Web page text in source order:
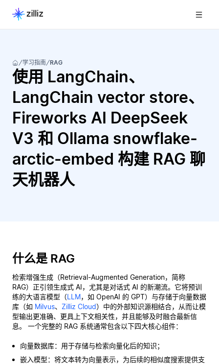
学习指南 RAG
使用 LangChain、
LangChain vector store、
Fireworks AI DeepSeek
V3 和 Ollama snowflake-
arctic-embed 构建 RAG 聊
天机器人
什么是 RAG
检索增强生成（Retrieval-Augmented Generation，简称
RAG）正引领生成式 AI，尤其是对话式 AI 的新潮流。它将预训
练的大语言模型（LLM，如 OpenAI 的 GPT）与存储于向量数据
库（如 Milvus、 Zilliz Cloud）中的外部知识源相结合，从而让模
型输出更准确、更具上下文相关性，并且能够及时融合最新信
息。 一个完整的 RAG 系统通常包含以下四大核心组件：
向量数据库：用于存储与检索向量化后的知识；
嵌入模型：将文本转为向量表示，为后续的相似度搜索提供支